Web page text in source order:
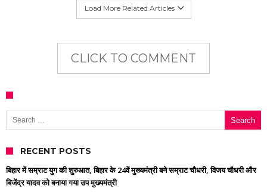
Load More Related Articles
CLICK TO COMMENT
Search for:
RECENT POSTS
बिहार में सम्राट युग की शुरुआत, बिहार के 24वें मुख्यमंत्री बने सम्राट चौधरी, विजय चौधरी और
बिजेंद्र यादव को बनाया गया उप मुख्यमंत्री